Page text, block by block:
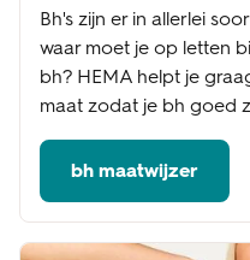
Bh's zijn er in allerlei
waar moet je op letten
bh? HEMA helpt je
maat zodat je bh goed
bh maatwijzer